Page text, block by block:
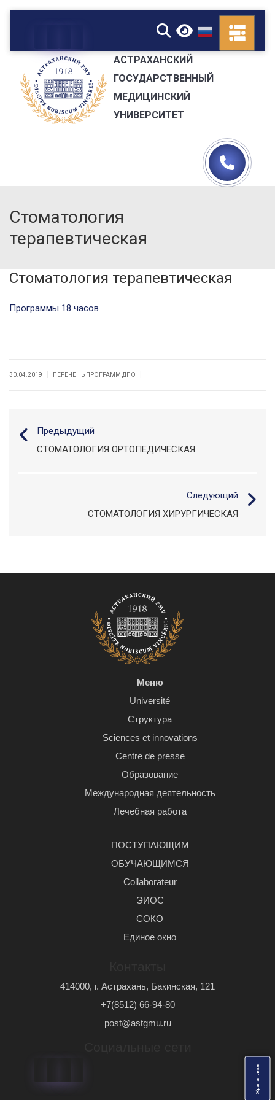
О
б
р
а
т
н
а
я
с
в
я
з
ь
▼
АСТРАХАНСКИЙ
ГОСУДАРСТВЕННЫЙ
МЕДИЦИНСКИЙ
УНИВЕРСИТЕТ
Стоматология
терапевтическая
Стоматология терапевтическая
Программы 18 часов
30.04.2019 ПЕРЕЧЕНЬ ПРОГРАММ ДПО
Предыдущий
СТОМАТОЛОГИЯ ОРТОПЕДИЧЕСКАЯ
Следующий
СТОМАТОЛОГИЯ ХИРУРГИЧЕСКАЯ
Меню
Université
Структура
Sciences et innovations
Centre de presse
Образование
Международная деятельность
Лечебная работа
ПОСТУПАЮЩИМ
ОБУЧАЮЩИМСЯ
Сollaborateur
ЭИОС
СОКО
Единое окно
414000, г. Астрахань, Бакинская, 121
+7(8512) 66-94-80
post@astgmu.ru